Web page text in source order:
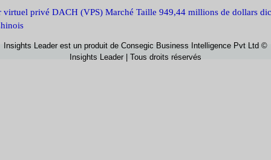
virtuel privé DACH (VPS) Marché Taille 949,44 millions de dollars
Insights Leader est un produit de Consegic Business Intelligence Pvt Ltd ©
Insights Leader | Tous droits réservés